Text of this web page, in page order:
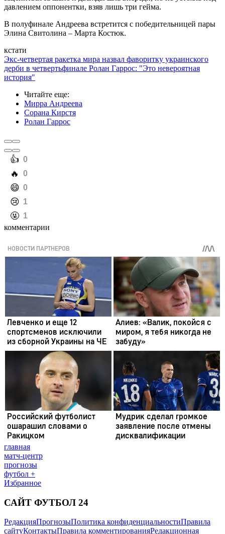
давлением оппонентки, взяв лишь три гейма.
В полуфинале Андреева встретится с победительницей пары
Элина Свитолина – Марта Костюк.
кстати
Экс-четвертая ракетка мира назвал фаворитку украинского
дерби в четвертьфинале Ролан Гаррос: "Это невероятная
история"
Читайте еще:
Мирра Андреева
Сорана Кирстя
Ролан Гаррос
️👍 0
️🔥 0
️😄 0
️😢 1
️🤬 1
комментарии
главная
матч-центр
прогнозы
футбол +
Избранное
САЙТ ФУТБОЛ 24
РедакцияПрогнозыПолитика конфиденциальностиПравила
сайтуКонтактыПравила комментированияРедакционная